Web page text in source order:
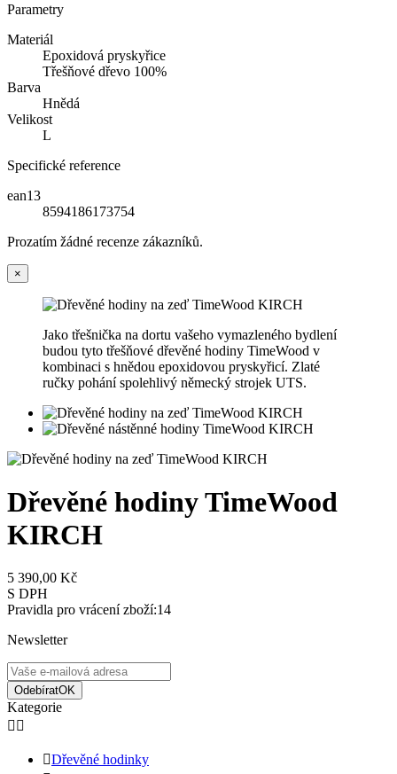
Parametry
Materiál
Epoxidová pryskyřice
Třešňové dřevo 100%
Barva
Hnědá
Velikost
L
Specifické reference
ean13
8594186173754
Prozatím žádné recenze zákazníků.
×
Jako třešnička na dortu vašeho vymazleného bydlení
budou tyto třešňové dřevěné hodiny TimeWood v
kombinaci s hnědou epoxidovou pryskyřicí. Zlaté
ručky pohání spolehlivý německý strojek UTS.
Dřevěné hodiny TimeWood
KIRCH
5 390,00 Kč
S DPH
Pravidla pro vrácení zboží:14
Newsletter
OdebíratOK
Kategorie
 
Dřevěné hodinky